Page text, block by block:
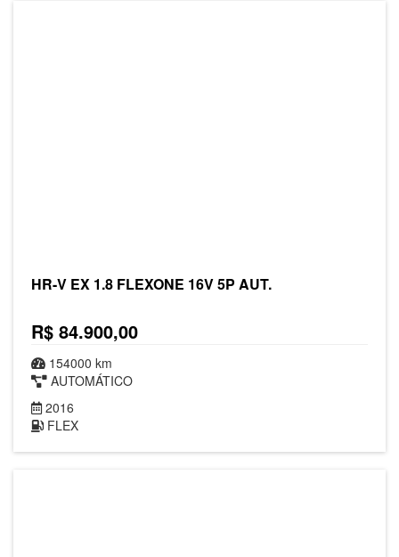
HR-V EX 1.8 FLEXONE 16V 5P AUT.
R$ 84.900,00
154000 km
AUTOMÁTICO
2016
FLEX